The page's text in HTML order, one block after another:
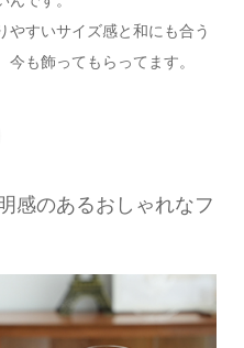
やすいサイズ感と和にも合う
も飾ってもらってます。
感のあるおしゃれなフ